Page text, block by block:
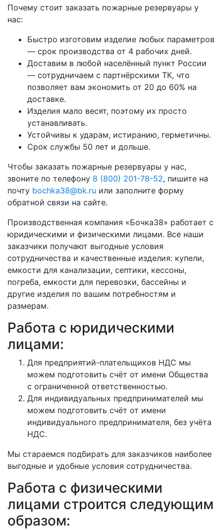
Почему стоит заказать пожарные резервуары у
нас:
Быстро изготовим изделие любых параметров
— срок производства от 4 рабочих дней.
Доставим в любой населённый пункт России
— сотрудничаем с партнёрскими ТК, что
позволяет вам экономить от 20 до 60% на
доставке.
Изделия мало весят, поэтому их просто
устанавливать.
Устойчивы к ударам, истиранию, герметичны.
Срок службы 50 лет и дольше.
Чтобы заказать пожарные резервуары у нас,
звоните по телефону 8 (800) 201-78-52, пишите на
почту bochka38@bk.ru или заполните форму
обратной связи на сайте.
Производственная компания «Бочка38» работает с
юридическими и физическими лицами. Все наши
заказчики получают выгодные условия
сотрудничества и качественные изделия: купели,
емкости для канализации, септики, кессоны,
погреба, емкости для перевозки, бассейны и
другие изделия по вашим потребностям и
размерам.
Работа с юридическими
лицами:
Для предприятий-плательщиков НДС мы
можем подготовить счёт от имени Общества
с ограниченной ответственностью.
Для индивидуальных предпринимателей мы
можем подготовить счёт от имени
индивидуального предпринимателя, без учёта
НДС.
Мы стараемся подбирать для заказчиков наиболее
выгодные и удобные условия сотрудничества.
Работа с физическими
лицами строится следующим
образом: